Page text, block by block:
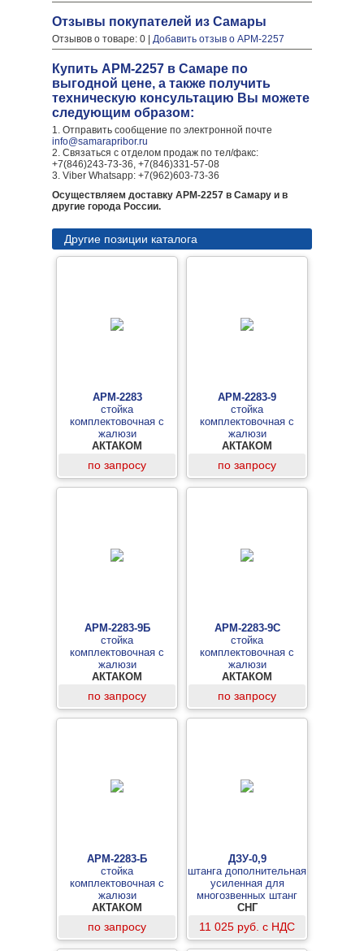
Отзывы покупателей из Самары
Отзывов о товаре: 0 | Добавить отзыв о АРМ-2257
Купить АРМ-2257 в Самаре по
выгодной цене, а также получить
техническую консультацию Вы можете
следующим образом:
1. Отправить сообщение по электронной почте
info@samarapribor.ru
2. Связаться с отделом продаж по тел/факс:
+7(846)243-73-36, +7(846)331-57-08
3. Viber Whatsapp: +7(962)603-73-36
Осуществляем доставку АРМ-2257 в Самару и в
другие города России.
Другие позиции каталога
АРМ-2283
стойка
комплектовочная с
жалюзи
АКТАКОМ
по запросу
АРМ-2283-9
стойка
комплектовочная с
жалюзи
АКТАКОМ
по запросу
АРМ-2283-9Б
стойка
комплектовочная с
жалюзи
АКТАКОМ
по запросу
АРМ-2283-9С
стойка
комплектовочная с
жалюзи
АКТАКОМ
по запросу
АРМ-2283-Б
стойка
комплектовочная с
жалюзи
АКТАКОМ
по запросу
ДЗУ-0,9
штанга дополнительная
усиленная для
многозвенных штанг
ШЭУ, ШЭУТ
СНГ
11 025 руб. с НДС